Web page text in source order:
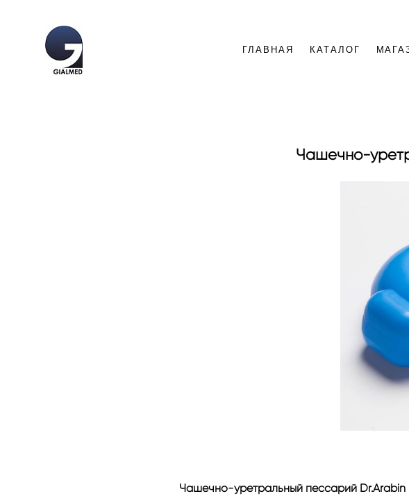
ГЛАВНАЯ КАТАЛОГ
Чашечно-
Чашечно-уретральный пессарий Dr.Arabin